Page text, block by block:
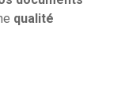
qualité